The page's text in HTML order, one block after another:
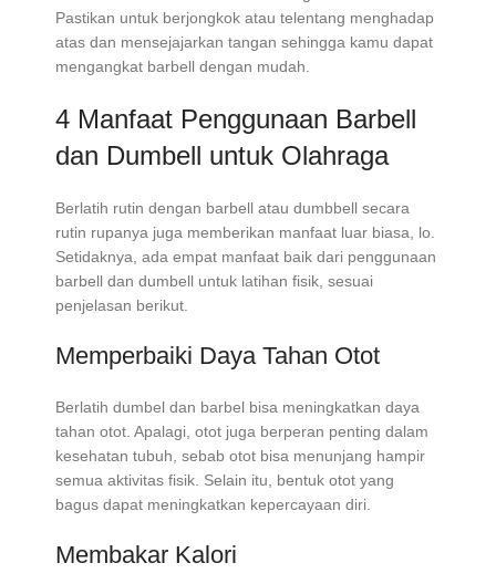
Pastikan untuk berjongkok atau telentang menghadap
atas dan mensejajarkan tangan sehingga kamu dapat
mengangkat barbell dengan mudah.
4 Manfaat Penggunaan Barbell
dan Dumbell untuk Olahraga
Berlatih rutin dengan barbell atau dumbbell secara
rutin rupanya juga memberikan manfaat luar biasa, lo.
Setidaknya, ada empat manfaat baik dari penggunaan
barbell dan dumbell untuk latihan fisik, sesuai
penjelasan berikut.
Memperbaiki Daya Tahan Otot
Berlatih dumbel dan barbel bisa meningkatkan daya
tahan otot. Apalagi, otot juga berperan penting dalam
kesehatan tubuh, sebab otot bisa menunjang hampir
semua aktivitas fisik. Selain itu, bentuk otot yang
bagus dapat meningkatkan kepercayaan diri.
Membakar Kalori